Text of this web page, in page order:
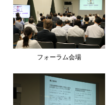
フォーラム会場